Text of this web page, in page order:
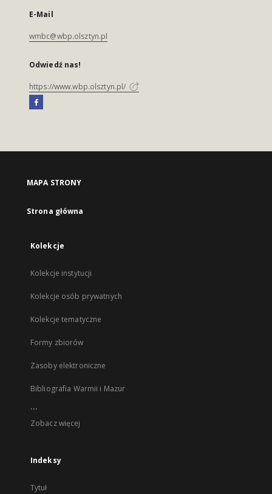
E-Mail
wmbc@wbp.olsztyn.pl
Odwiedź nas!
https://www.wbp.olsztyn.pl/
MAPA STRONY
Strona główna
Kolekcje
Kolekcje instytucji
Kolekcje osób prywatnych
Kolekcje tematyczne
Formy zbiorów
Zasoby elektroniczne
Bibliografia Warmii i Mazur
...
Zobacz więcej
Indeksy
Tytuł